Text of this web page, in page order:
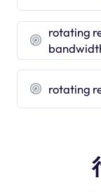
rotating
rotating